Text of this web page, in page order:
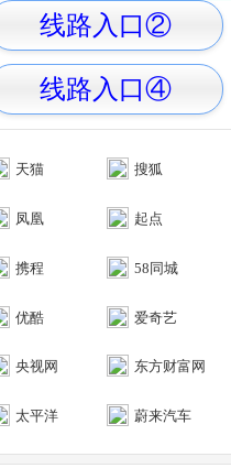
线路入口②
线路入口④
天猫 搜狐
凤凰 起点
携程 58同城
优酷 爱奇艺
央视网 东方财富网
太平洋 蔚来汽车